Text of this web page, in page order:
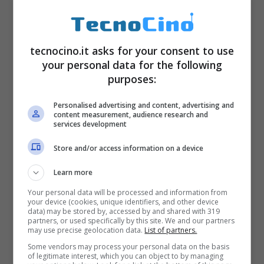
Infine, sul fronte software, Lenovo Yoga A12
integra il sistema operativo Android, con
interfaccia grafica Book UI realizzata per
migliorare il multitasking con la
visualizzazione di tre app, una accanto
all’altra.
tecnocino.it asks for your consent to use
your personal data for the following
purposes:
Personalised advertising and content, advertising and
content measurement, audience research and
services development
Store and/or access information on a device
Learn more
Your personal data will be processed and information from
your device (cookies, unique identifiers, and other device
data) may be stored by, accessed by and shared with 319
partners, or used specifically by this site. We and our partners
may use precise geolocation data. List of partners.
Some vendors may process your personal data on the basis
of legitimate interest, which you can object to by managing